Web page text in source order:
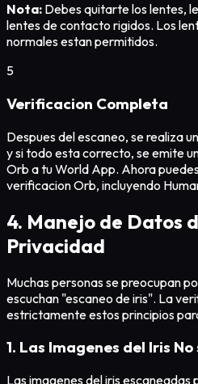
Nota: Debes quitarte los lentes,
lentes de contacto rigidos. Los
normales estan permitidos.
5
Verificacion Completa
Despues del escaneo, se realiza
y si todo esta correcto, se emite
Orb a tu World App. Ahora
verificacion Orb, incluyendo
4. Manejo de Datos
Privacidad
Muchas personas se preocupan
escuchan "escaneo de iris". La
estrictamente estos principios
1. Las Imagenes del Iris
Las imagenes del iris escaneadas